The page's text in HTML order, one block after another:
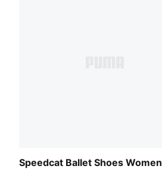
Speedcat Ballet Shoes Women